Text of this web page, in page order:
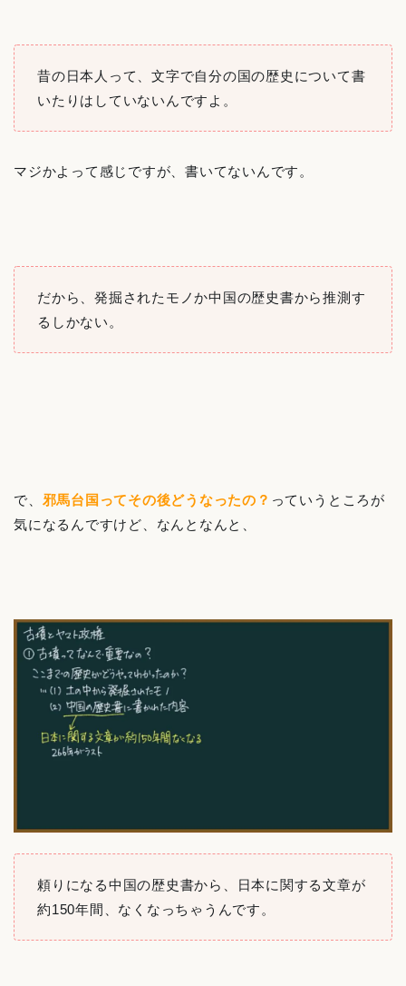
昔の日本人って、文字で自分の国の歴史について書
いたりはしていないんですよ。
マジかよって感じですが、書いてないんです。
だから、発掘されたモノか中国の歴史書から推測す
るしかない。
で、 邪馬台国ってその後どうなったの？ っていうところが
気になるんですけど、なんとなんと、
頼りになる中国の歴史書から、日本に関する文章が
約150年間、なくなっちゃうんです。